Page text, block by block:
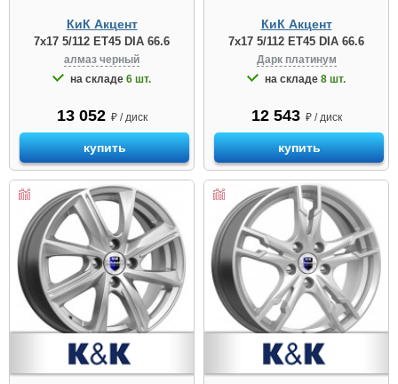
КиК Акцент
7x17 5/112 ET45 DIA 66.6
алмаз черный
на складе 6 шт.
13 052 ₽ / диск
купить
КиК Акцент
7x17 5/112 ET45 DIA 66.6
Дарк платинум
на складе 8 шт.
12 543 ₽ / диск
купить